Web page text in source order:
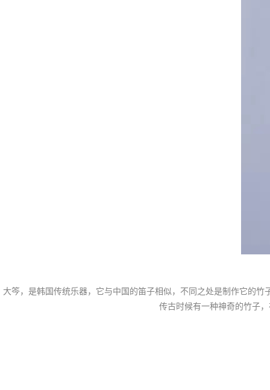
大笒，是韩国传统乐器，它与中国的笛子相似，不同之处是制作它的
传古时候有一种神奇的竹子